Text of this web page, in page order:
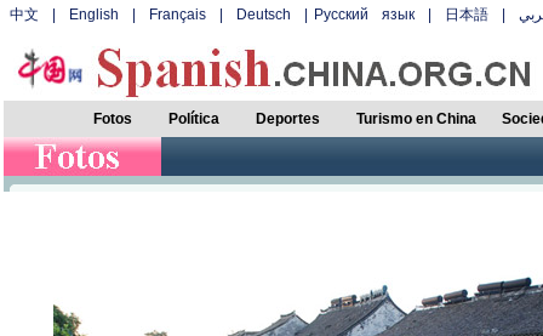
中文 English Français Deutsch Русский язык 日本語
Fotos Política Deportes Turismo en China